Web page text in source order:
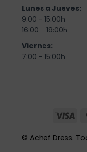
Lunes a Jueves:
9:00 - 15:00h
16:00 - 18:00h
Viernes:
7:00 - 15:00h
© Achef Dress.